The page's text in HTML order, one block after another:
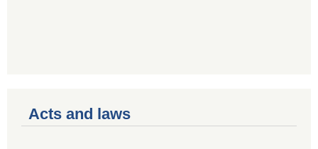
Acts and laws